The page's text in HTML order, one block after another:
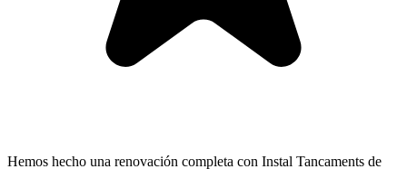
Hemos hecho una renovación completa con Instal Tancaments de